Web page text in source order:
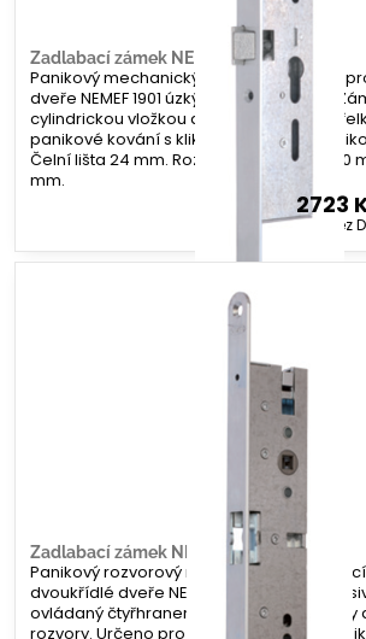
Zadlabací zámek NEMEF 1905
Panikový mechanický zadlabací zámek
dveře NEMEF 1901 úzký pro aktivní
cylindrickou vložkou a čtyřhranem, se
panikové kování s klikou, koulí nebo
Čelní lišta 24 mm. Rozteč 72 mm. Dorn 40
mm.
2723
2250 Kč bez
Zadlabací zámek NEMEF 1925
Panikový rozvorový mechanický
dvoukřídlé dveře NEMEF 1925 úzký pro
ovládaný čtyřhranem s protikusem střelky
rozvory. Určeno pro panikové kování